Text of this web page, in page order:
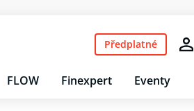
FLOW Finexpert Eventy
Předplatné